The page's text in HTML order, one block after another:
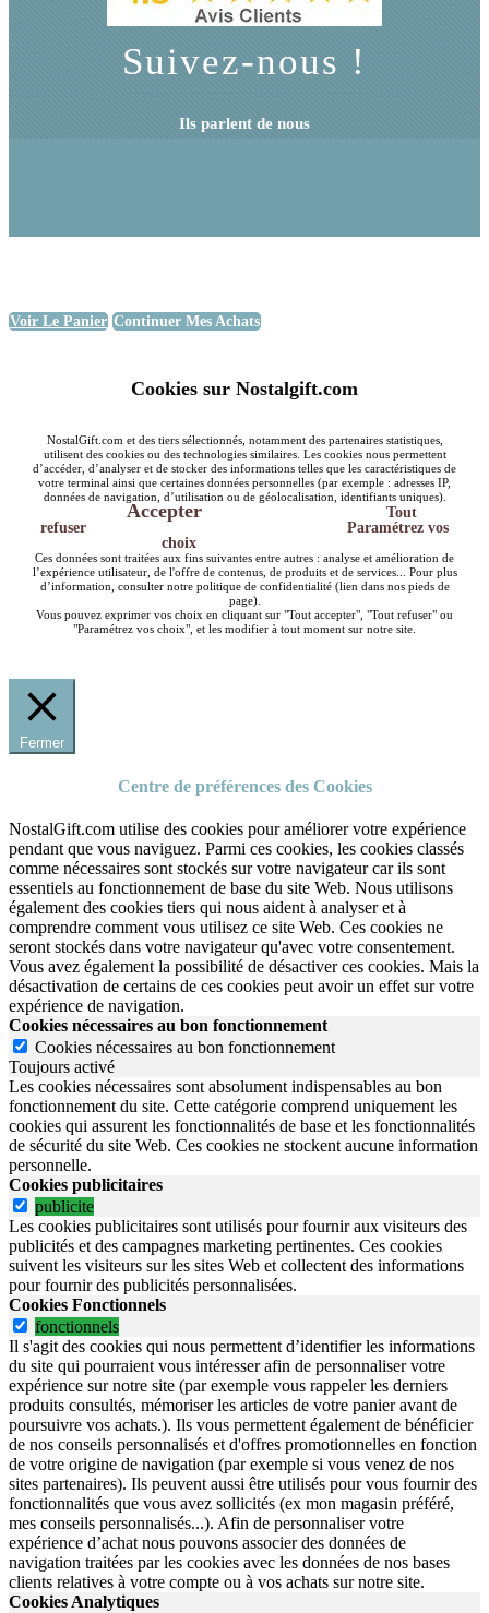
Suivez-nous !
Ils parlent de nous
Voir Le Panier Continuer Mes Achats
Cookies sur Nostalgift.com
NostalGift.com et des tiers sélectionnés, notamment des partenaires statistiques,
utilisent des cookies ou des technologies similaires. Les cookies nous permettent
d’accéder, d’analyser et de stocker des informations telles que les caractéristiques de
votre terminal ainsi que certaines données personnelles (par exemple : adresses IP,
données de navigation, d’utilisation ou de géolocalisation, identifiants uniques).
Accepter
Tout
refuser
Paramétrez vos
choix
Ces données sont traitées aux fins suivantes entre autres : analyse et amélioration de
l’expérience utilisateur, de l'offre de contenus, de produits et de services... Pour plus
d’information, consulter notre politique de confidentialité (lien dans nos pieds de
page).
Vous pouvez exprimer vos choix en cliquant sur "Tout accepter", "Tout refuser" ou
"Paramétrez vos choix", et les modifier à tout moment sur notre site.
Fermer
Centre de préférences des Cookies
NostalGift.com utilise des cookies pour améliorer votre expérience
pendant que vous naviguez. Parmi ces cookies, les cookies classés
comme nécessaires sont stockés sur votre navigateur car ils sont
essentiels au fonctionnement de base du site Web. Nous utilisons
également des cookies tiers qui nous aident à analyser et à
comprendre comment vous utilisez ce site Web. Ces cookies ne
seront stockés dans votre navigateur qu'avec votre consentement.
Vous avez également la possibilité de désactiver ces cookies. Mais la
désactivation de certains de ces cookies peut avoir un effet sur votre
expérience de navigation.
Cookies nécessaires au bon fonctionnement
Cookies nécessaires au bon fonctionnement
Toujours activé
Les cookies nécessaires sont absolument indispensables au bon
fonctionnement du site. Cette catégorie comprend uniquement les
cookies qui assurent les fonctionnalités de base et les fonctionnalités
de sécurité du site Web. Ces cookies ne stockent aucune information
personnelle.
Cookies publicitaires
publicite
Les cookies publicitaires sont utilisés pour fournir aux visiteurs des
publicités et des campagnes marketing pertinentes. Ces cookies
suivent les visiteurs sur les sites Web et collectent des informations
pour fournir des publicités personnalisées.
Cookies Fonctionnels
fonctionnels
Il s'agit des cookies qui nous permettent d’identifier les informations
du site qui pourraient vous intéresser afin de personnaliser votre
expérience sur notre site (par exemple vous rappeler les derniers
produits consultés, mémoriser les articles de votre panier avant de
poursuivre vos achats.). Ils vous permettent également de bénéficier
de nos conseils personnalisés et d'offres promotionnelles en fonction
de votre origine de navigation (par exemple si vous venez de nos
sites partenaires). Ils peuvent aussi être utilisés pour vous fournir des
fonctionnalités que vous avez sollicités (ex mon magasin préféré,
mes conseils personnalisés...). Afin de personnaliser votre
expérience d’achat nous pouvons associer des données de
navigation traitées par les cookies avec les données de nos bases
clients relatives à votre compte ou à vos achats sur notre site.
Cookies Analytiques